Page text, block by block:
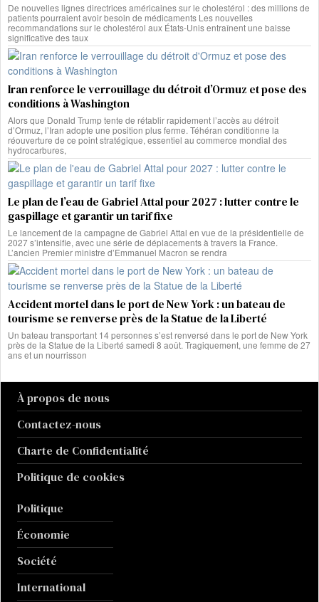
De nouvelles lignes directrices américaines sur le cholestérol : des millions de
patients pourraient avoir besoin de médicaments Les nouvelles
recommandations sur le cholestérol aux États-Unis entraînent une baisse
significative des taux
Iran renforce le verrouillage du détroit d’Ormuz et pose des
conditions à Washington
Alors que Donald Trump tente de rétablir rapidement l’accès au détroit
d’Ormuz, l’Iran adopte une position plus ferme. Téhéran conditionne la
réouverture de ce point stratégique, essentiel au commerce mondial des
hydrocarbures,
Le plan de l’eau de Gabriel Attal pour 2027 : lutter contre le
gaspillage et garantir un tarif fixe
Le lancement de la campagne de Gabriel Attal en vue de la présidentielle de
2027 s’intensifie, avec une série de déplacements à travers la France.
L’ancien Premier ministre d’Emmanuel Macron se rendra
Accident mortel dans le port de New York : un bateau de
tourisme se renverse près de la Statue de la Liberté
Un bateau transportant 14 personnes s’est renversé dans le port de New York
près de la Statue de la Liberté samedi 8 août. Tragiquement, une femme de 27
ans et un nourrisson
À propos de nous
Contactez-nous
Charte de Confidentialité
Politique de cookies
Politique
Économie
Société
International